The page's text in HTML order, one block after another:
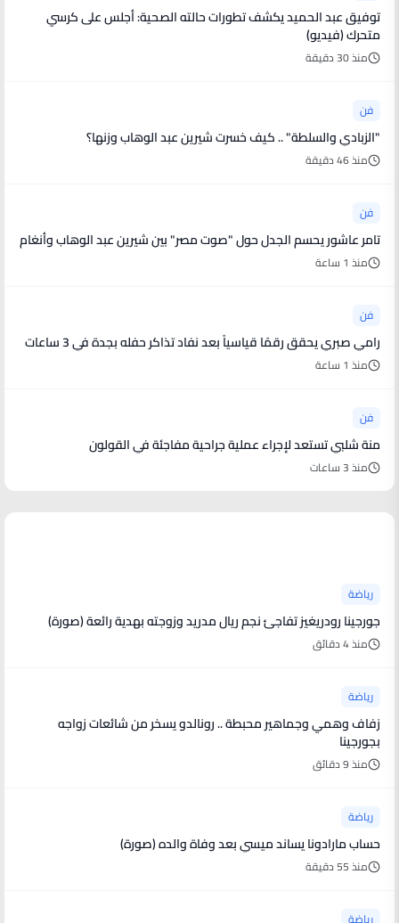
توفيق عبد الحميد يكشف تطورات حالته الصحية: أجلس على كرسي
متحرك (فيديو)
منذ 30 دقيقة
فن
"الزبادي والسلطة" .. كيف خسرت شيرين عبد الوهاب وزنها؟
منذ 46 دقيقة
فن
تامر عاشور يحسم الجدل حول "صوت مصر" بين شيرين عبد الوهاب وأنغام
منذ 1 ساعة
فن
رامي صبري يحقق رقمًا قياسياً بعد نفاد تذاكر حفله بجدة في 3 ساعات
منذ 1 ساعة
فن
منة شلبي تستعد لإجراء عملية جراحية مفاجئة في القولون
منذ 3 ساعات
رياضة
جورجينا رودريغيز تفاجئ نجم ريال مدريد وزوجته بهدية رائعة (صورة)
منذ 4 دقائق
رياضة
زفاف وهمي وجماهير محبطة .. رونالدو يسخر من شائعات زواجه
بجورجينا
منذ 9 دقائق
رياضة
حساب مارادونا يساند ميسي بعد وفاة والده (صورة)
منذ 55 دقيقة